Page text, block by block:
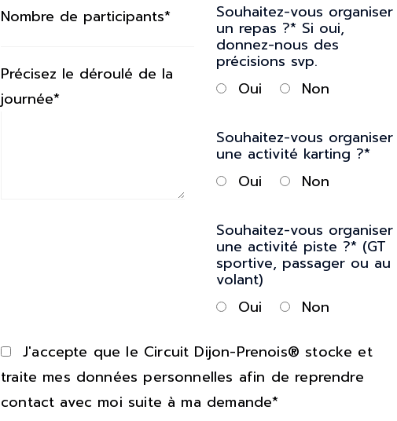
Nombre de participants*
Précisez le déroulé de la
journée*
Souhaitez-vous organiser
un repas ?* Si oui,
donnez-nous des
précisions svp.
Oui
Non
Souhaitez-vous organiser
une activité karting ?*
Oui
Non
Souhaitez-vous organiser
une activité piste ?* (GT
sportive, passager ou au
volant)
Oui
Non
J'accepte que le Circuit Dijon-Prenois® stocke et
traite mes données personnelles afin de reprendre
contact avec moi suite à ma demande*